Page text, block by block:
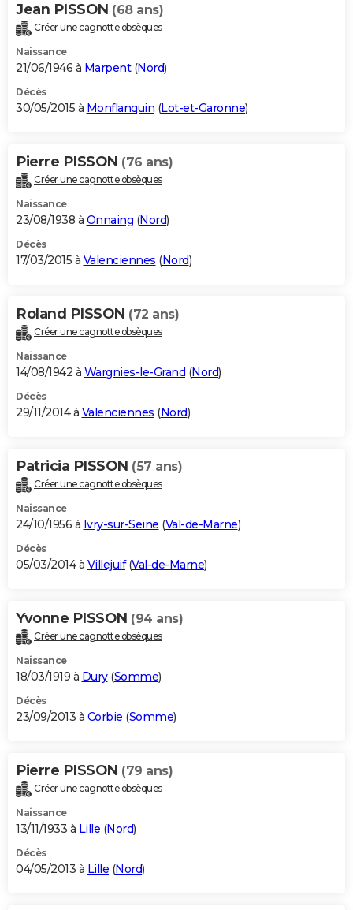
Jean PISSON (68 ans)
Créer une cagnotte obsèques
Naissance
21/06/1946 à Marpent(Nord)
Décès
30/05/2015 à Monflanquin (Lot-et-Garonne)
Pierre PISSON (76 ans)
Créer une cagnotte obsèques
Naissance
23/08/1938 à Onnaing (Nord)
Décès
17/03/2015 à Valenciennes (Nord)
Roland PISSON (72 ans)
Créer une cagnotte obsèques
Naissance
14/08/1942 à Wargnies-le-Grand (Nord)
Décès
29/11/2014 à Valenciennes (Nord)
Patricia PISSON (57 ans)
Créer une cagnotte obsèques
Naissance
24/10/1956 à Ivry-sur-Seine (Val-de-Marne)
Décès
05/03/2014 à Villejuif(Val-de-Marne)
Yvonne PISSON (94 ans)
Créer une cagnotte obsèques
Naissance
18/03/1919 à Dury(Somme)
Décès
23/09/2013 à Corbie (Somme)
Pierre PISSON (79 ans)
Créer une cagnotte obsèques
Naissance
13/11/1933 à Lille (Nord)
Décès
04/05/2013 à Lille (Nord)